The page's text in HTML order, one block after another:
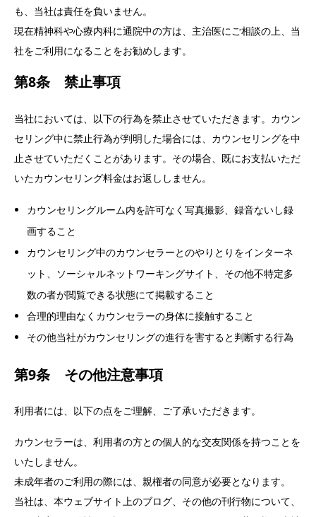
も、当社は責任を負いません。
現在精神科や心療内科に通院中の方は、主治医にご相談の上、当
社をご利用になることをお勧めします。
第8条 禁止事項
当社においては、以下の行為を禁止させていただきます。カウン
セリング中に禁止行為が判明した場合には、カウンセリングを中
止させていただくことがあります。その場合、既にお支払いただ
いたカウンセリング料金はお返ししません。
カウンセリングルーム内を許可なく写真撮影、録音ないし録
画すること
カウンセリング中のカウンセラーとのやりとりをインターネ
ット、ソーシャルネットワーキングサイト、その他不特定多
数の者が閲覧できる状態にて掲載すること
合理的理由なくカウンセラーの身体に接触すること
その他当社がカウンセリングの進行を害すると判断する行為
第9条 その他注意事項
利用者には、以下の点をご理解、ご了承いただきます。
カウンセラーは、利用者の方との個人的な交友関係を持つことを
いたしません。
未成年者のご利用の際には、親権者の同意が必要となります。
当社は、本ウェブサイト上のブログ、その他の刊行物について、